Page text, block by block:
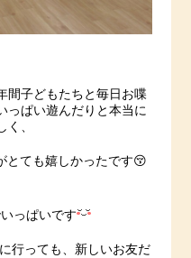
間子どもたちと毎日お喋
っぱい遊んだりと本当に
く、
とても嬉しかったです😚
っぱいです
行っても、新しいお友だ